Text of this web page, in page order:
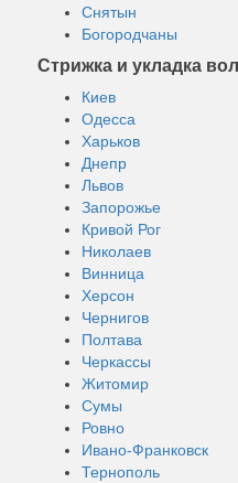
Снятын
Богородчаны
Стрижка и укладка
Киев
Одесса
Харьков
Днепр
Львов
Запорожье
Кривой Рог
Николаев
Винница
Херсон
Чернигов
Полтава
Черкассы
Житомир
Сумы
Ровно
Ивано-Франковск
Тернополь